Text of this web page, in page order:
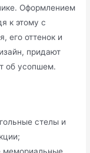
Оформлением
к этому с
его оттенок и
придают
об усопшем.
стелы и